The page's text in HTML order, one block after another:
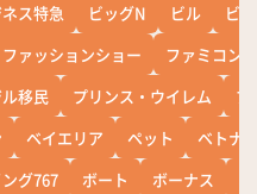
ス特急 ビッグN ビル
ビワ
ファッションショー
ファミコン
移民 プリンス・ウイレム
ブ
ベイエリア ペット
ベトナ
グ767 ボート ボーナス